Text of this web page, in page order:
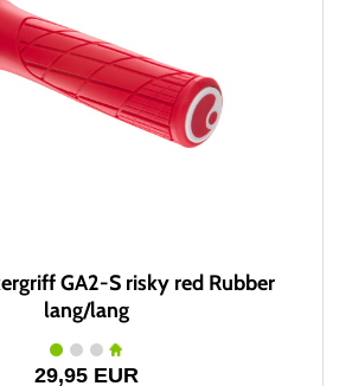
GA2-S risky red Rubber
lang/lang
29,95 EUR